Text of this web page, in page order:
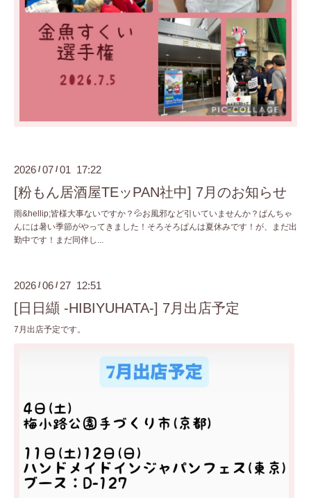
2026 /07 /01 17:22
[粉もん居酒屋TEッPAN社中] 7月のお知らせ
雨&hellip;皆様大事ないですか？💦お風邪など引いていませんか？ぱんちゃ
んには暑い季節がやってきました！そろそろぱんは夏休みです！が、まだ出
勤中です！まだ同伴し...
2026 /06 / 27 12:51
[日日纈 -HIBIYUHATA-] 7月出店予定
7月出店予定です。